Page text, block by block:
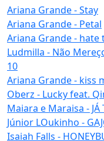
Ariana Grande - Stay
Ariana Grande - Petal
Ariana Grande -
Ludmilla - Não
10
Ariana Grande - kiss
Oberz - Lucky feat.
Maiara e Maraisa - JÁ
Júnior LOukinho -
Isaiah Falls -